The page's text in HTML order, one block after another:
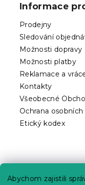
Abychom zajistili
Informace
Prodejny
Sledování
Možnosti dopravy
Možnosti platby
Reklamace a
Kontakty
Všeobecné
Ochrana osobních
Etický kodex